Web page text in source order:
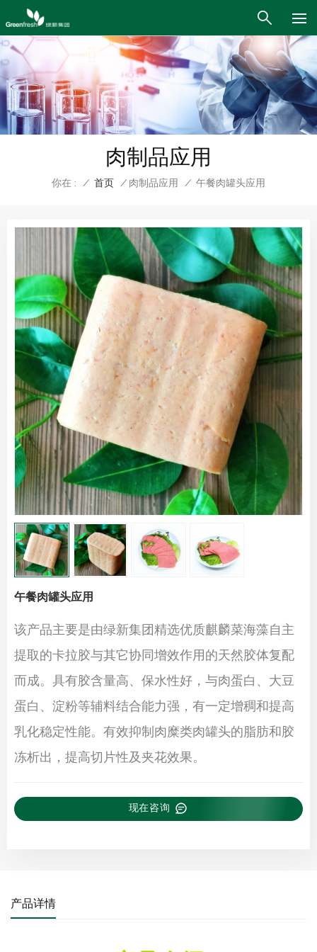
肉制品应用
你在 : / 首页 / 肉制品应用 / 午餐肉罐头应用
午餐肉罐头应用
该产品主要是由绿新集团精选优质麒麟菜海藻自主
提取的卡拉胶与其它协同增效作用的天然胶体复配
而成。具有胶含量高、保水性好，与肉蛋白、大豆
蛋白、淀粉等辅料结合能力强，有一定增稠和提高
乳化稳定性能。有效抑制肉糜类肉罐头的脂肪和胶
冻析出，提高切片性及夹花效果。
现在咨询
产品详情